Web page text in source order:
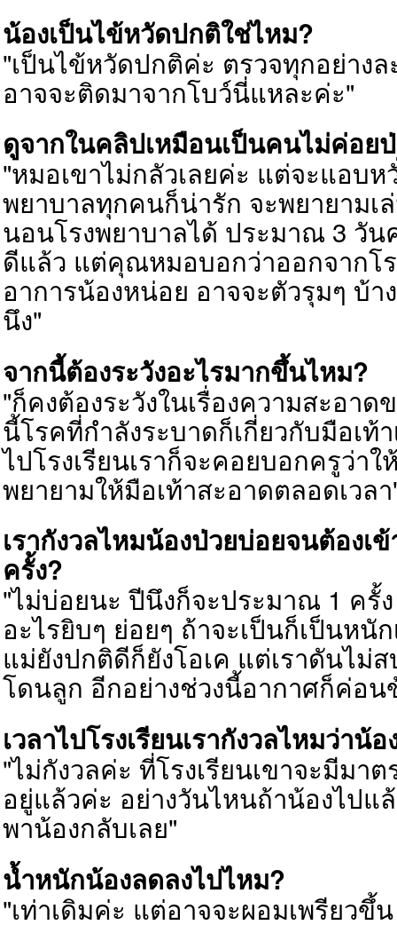
น้องเป็นไข้หวัดปกติใช่ไหม?
"เป็นไข้หวัดปกติค่ะ ตรวจทุกอย่างล
อาจจะติดมาจากโบว์นี่แหละค่ะ"
ดูจากในคลิปเหมือนเป็นคนไม่ค่อย
"หมอเขาไม่กลัวเลยค่ะ แต่จะแอบ
พยาบาลทุกคนก็น่ารัก จะพยายามเ
นอนโรงพยาบาลได้ ประมาณ 3 วัน
ดีแล้ว แต่คุณหมอบอกว่าออกจากโ
อาการน้องหน่อย อาจจะตัวรุมๆ บ้า
นึง"
จากนี้ต้องระวังอะไรมากขึ้นไหม?
"ก็คงต้องระวังในเรื่องความสะอา
นี้โรคที่กำลังระบาดก็เกี่ยวกับมือเท้
ไปโรงเรียนเราก็จะคอยบอกครูว่า
พยายามให้มือเท้าสะอาดตลอดเวล
เรากังวลไหมน้องป่วยบ่อยจนต้องเ
ครั้ง?
"ไม่บ่อยนะ ปีนึงก็จะประมาณ 1 ครั้
อะไรยิบๆ ย่อยๆ ถ้าจะเป็นก็เป็นหนั
แม่ยังปกติดีก็ยังโอเค แต่เราดันไม่
โดนลูก อีกอย่างช่วงนี้อากาศก็ค่อน
เวลาไปโรงเรียนเรากังวลไหมว่าน้
"ไม่กังวลค่ะ ที่โรงเรียนเขาจะมีมา
อยู่แล้วค่ะ อย่างวันไหนถ้าน้องไป
พาน้องกลับเลย"
น้ำหนักน้องลดลงไปไหม?
"เท่าเดิมค่ะ แต่อาจจะผอมเพรียวขึ้